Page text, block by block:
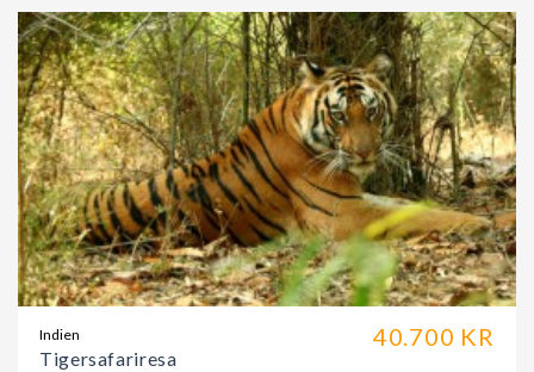
40.700 KR
Indien
Tigersafariresa